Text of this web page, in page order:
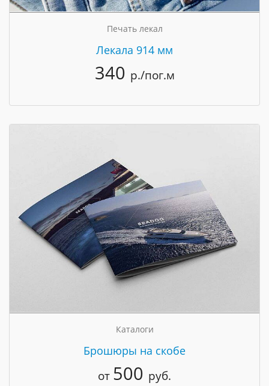
Печать лекал
Лекала 914 мм
340 р./пог.м
Каталоги
Брошюры на скобе
от 500 руб.